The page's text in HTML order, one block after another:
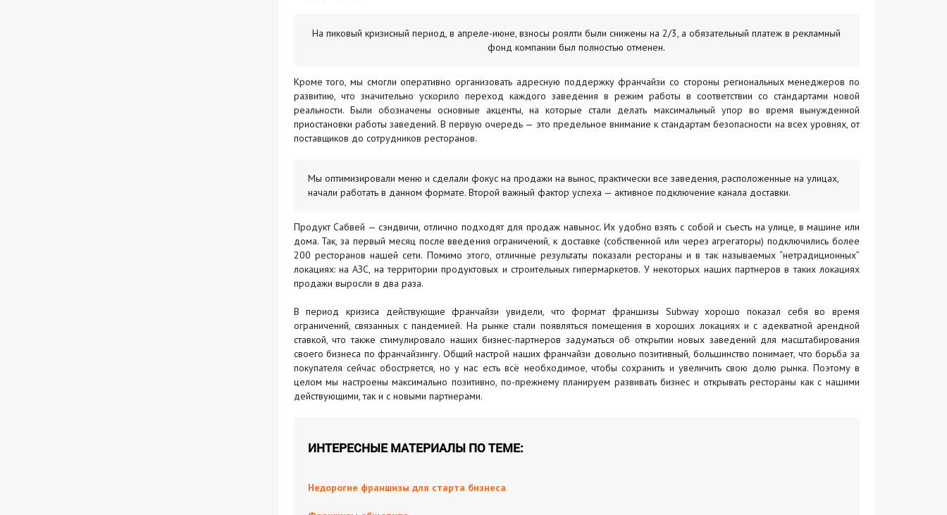
На пиковый кризисный период, в апреле-июне, взносы роялти были снижены на 2/3, а обязательный платеж в рекламный
фонд компании был полностью отменен.
Кроме того, мы смогли оперативно организовать адресную поддержку франчайзи со стороны региональных менеджеров по
развитию, что значительно ускорило переход каждого заведения в режим работы в соответствии со стандартами новой
реальности. Были обозначены основные акценты, на которые стали делать максимальный упор во время вынужденной
приостановки работы заведений. В первую очередь — это предельное внимание к стандартам безопасности на всех уровнях, от
поставщиков до сотрудников ресторанов.
Мы оптимизировали меню и сделали фокус на продажи на вынос, практически все заведения, расположенные на улицах,
начали работать в данном формате. Второй важный фактор успеха — активное подключение канала доставки.
Продукт Сабвей — сэндвичи, отлично подходят для продаж навынос. Их удобно взять с собой и съесть на улице, в машине или
дома. Так, за первый месяц после введения ограничений, к доставке (собственной или через агрегаторы) подключились более
200 ресторанов нашей сети. Помимо этого, отличные результаты показали рестораны и в так называемых “нетрадиционных”
локациях: на АЗС, на территории продуктовых и строительных гипермаркетов. У некоторых наших партнеров в таких локациях
продажи выросли в два раза.
В период кризиса действующие франчайзи увидели, что формат франшизы Subway хорошо показал себя во время
ограничений, связанных с пандемией. На рынке стали появляться помещения в хороших локациях и с адекватной арендной
ставкой, что также стимулировало наших бизнес-партнеров задуматься об открытии новых заведений для масштабирования
своего бизнеса по франчайзингу. Общий настрой наших франчайзи довольно позитивный, большинство понимает, что борьба за
покупателя сейчас обостряется, но у нас есть всё необходимое, чтобы сохранить и увеличить свою долю рынка. Поэтому в
целом мы настроены максимально позитивно, по-прежнему планируем развивать бизнес и открывать рестораны как с нашими
действующими, так и с новыми партнерами.
ИНТЕРЕСНЫЕ МАТЕРИАЛЫ ПО ТЕМЕ:
Недорогие франшизы для старта бизнеса